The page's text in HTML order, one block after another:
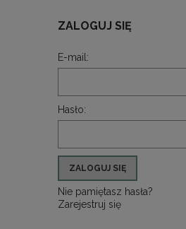
ZALOGUJ SIĘ
E-mail:
Hasło:
ZALOGUJ SIĘ
Nie pamiętasz hasła?
Zarejestruj się